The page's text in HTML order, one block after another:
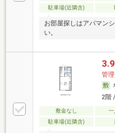
駐車場(近隣含)
お部屋探しはアパマン
い。
管
2階
敷金なし 一
駐車場(近隣含)